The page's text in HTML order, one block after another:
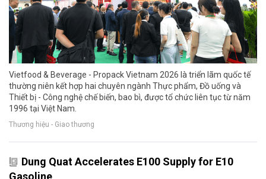
Vietfood & Beverage - Propack Vietnam 2026 là triển lãm quốc tế
thường niên kết hợp hai chuyên ngành Thực phẩm, Đồ uống và
Thiết bị - Công nghệ chế biến, bao bì, được tổ chức liên tục từ năm
1996 tại Việt Nam.
Thương hiệu - Giao thương
Dung Quat Accelerates E100 Supply for E10
Gasoline